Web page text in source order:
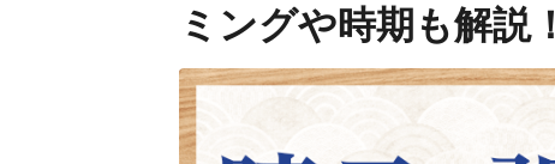
ミングや時期も解説！